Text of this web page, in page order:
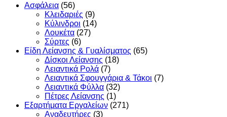
Ασφάλεια (56)
Κλειδαριές (9)
Κύλινδροι (14)
Λουκέτα (27)
Σύρτες (6)
Είδη Λείανσης & Γυαλίσματος (65)
Δίσκοι Λείανσης (18)
Λειαντικά Ρολά (7)
Λειαντικά Σφουγγάρια & Τάκοι (7)
Λειαντικά Φύλλα (32)
Πέτρες Λείανσης (1)
Εξαρτήματα Εργαλείων (271)
Αναδευτήρες (3)